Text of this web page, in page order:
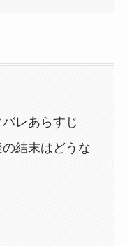
レあらすじ
結末はどうな